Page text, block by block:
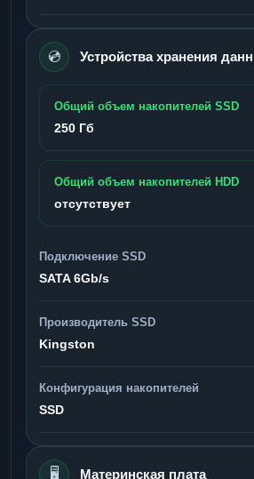
💿 Устройства хранения
Общий объем накопителей SSD
250 Гб
Общий объем накопителей HDD
отсутствует
Подключение SSD
SATA 6Gb/s
Производитель SSD
Kingston
Конфигурация накопителей
SSD
🖥️ Материнская плата